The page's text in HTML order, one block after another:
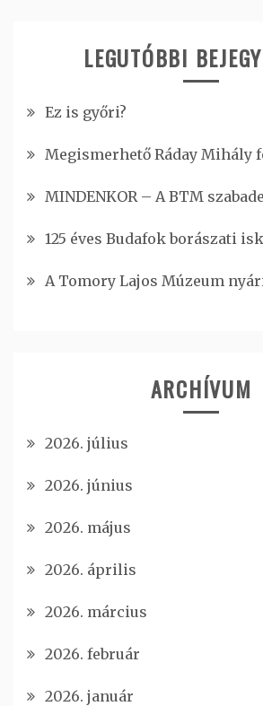
LEGUTÓBBI
Ez is győri?
Megismerhető Ráday Mihály
MINDENKOR – A BTM
125 éves Budafok borászati
A Tomory Lajos Múzeum
ARCHÍVUM
2026. július
2026. június
2026. május
2026. április
2026. március
2026. február
2026. január